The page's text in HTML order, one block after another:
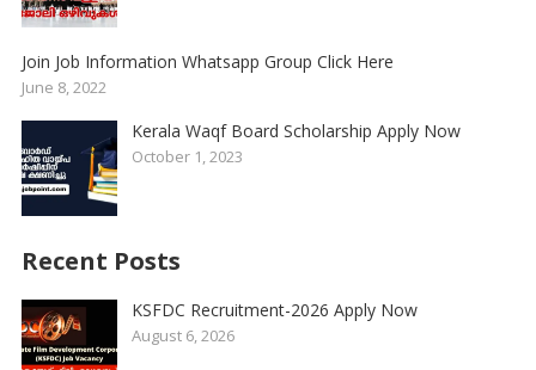
Join Job Information Whatsapp Group Click Here
June 8, 2022
Kerala Waqf Board Scholarship Apply Now
October 1, 2023
Recent Posts
KSFDC Recruitment-2026 Apply Now
August 6, 2026